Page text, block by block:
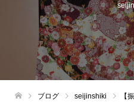
ブログ seijinshiki 【